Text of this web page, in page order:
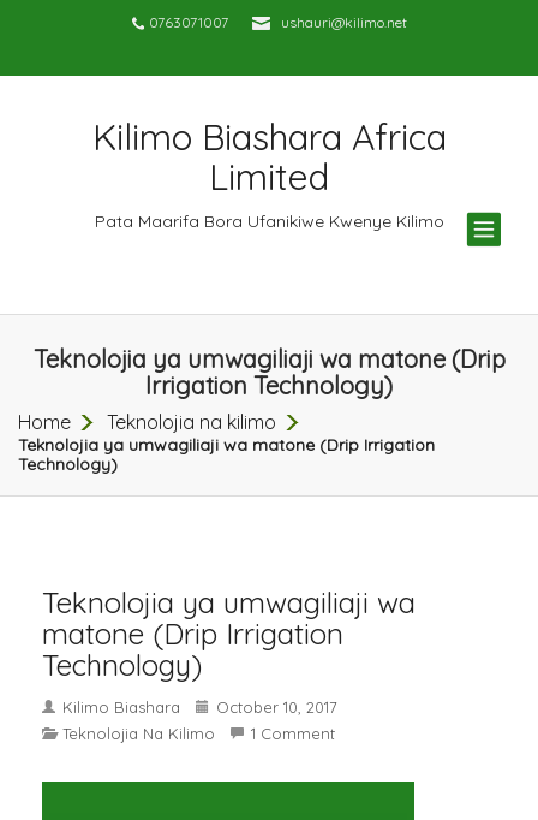
0763071007 ushauri@kilimo.net
Kilimo Biashara Africa
Limited
Pata Maarifa Bora Ufanikiwe Kwenye Kilimo
Teknolojia ya umwagiliaji wa matone (Drip
Irrigation Technology)
Home Teknolojia na kilimo
Teknolojia ya umwagiliaji wa matone (Drip Irrigation
Technology)
Teknolojia ya umwagiliaji wa
matone (Drip Irrigation
Technology)
Kilimo Biashara
October 10, 2017
Teknolojia Na Kilimo
1 Comment